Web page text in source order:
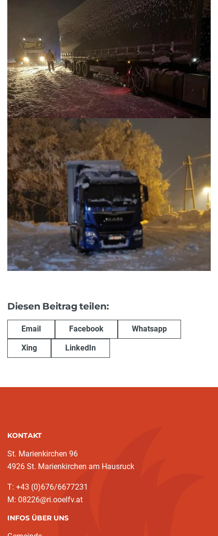
Diesen Beitrag teilen:
Email Facebook Whatsapp
Xing LinkedIn
KONTAKT
St. Marienkirchen 96
4926 St. Marienkirchen am Hausruck
T: +43 (0)676/6677231
M: 08226@ri.ooelfv.at
INFOS ÜBER UNS